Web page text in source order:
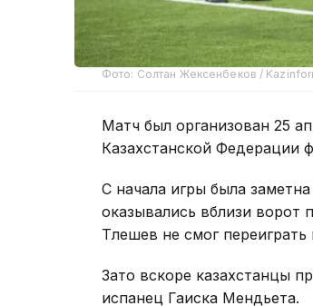
Фото: Солтан Жексенбеков /
Матч был организован 25
Казахстанской Федерации
С начала игры была
оказывались вблизи
Тлешев не смог переиграть
Зато вскоре казахстанцы
испанец Гаиска Мендьета.